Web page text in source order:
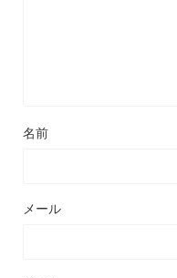
名前
メール